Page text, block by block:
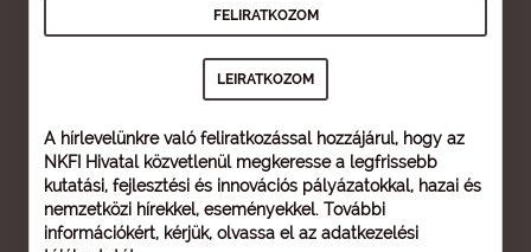
A hírlevelünkre való feliratkozással hozzájárul, hogy az
NKFI Hivatal közvetlenül megkeresse a legfrissebb
kutatási, fejlesztési és innovációs pályázatokkal, hazai és
nemzetközi hírekkel, eseményekkel. További
információkért, kérjük, olvassa el az adatkezelési